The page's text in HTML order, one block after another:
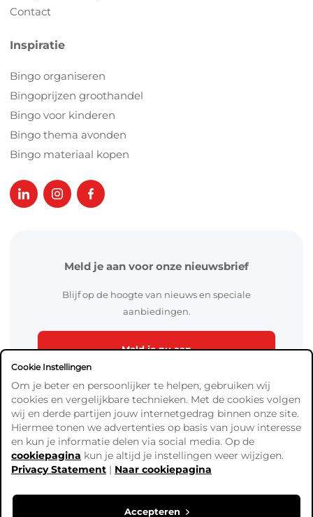
Contact
Inspiratie
Bingo organiseren
Bingoprijzen groothandel
Bingo voor kinderen
Bingo thema avonden
Bingo materiaal kopen
Meld je aan voor onze nieuwsbrief
Blijf op de hoogte van nieuws en speciale
aanbiedingen.
Meld je nu aan
Algemene Voorwaarden
Verzend- en betaalinformatie
Cookie Instellingen
Om je beter en persoonlijker te helpen, gebruiken wij
cookies en vergelijkbare technieken. Met de cookies volgen
wij en derde partijen jouw internetgedrag binnen onze site.
Hiermee tonen we advertenties op basis van jouw interesse
en kun je informatie delen via social media. Op de
cookiepagina kun je altijd je instellingen weer wijzigen.
Privacy Statement | Naar cookiepagina
Accepteren